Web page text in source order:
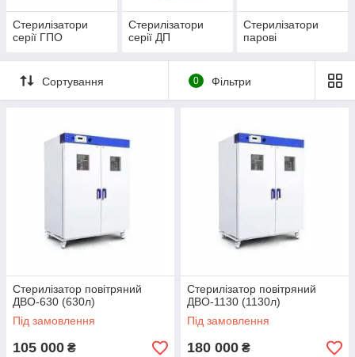
Стерилізатори
серії ГПО
Стерилізатори
серії ДП
Стерилізатори
парові
Сортування 0 Фільтри
Стерилізатор повітряний
ДВО-630 (630л)
Під замовлення
105 000 ₴
Стерилізатор повітряний
ДВО-1130 (1130л)
Під замовлення
180 000 ₴